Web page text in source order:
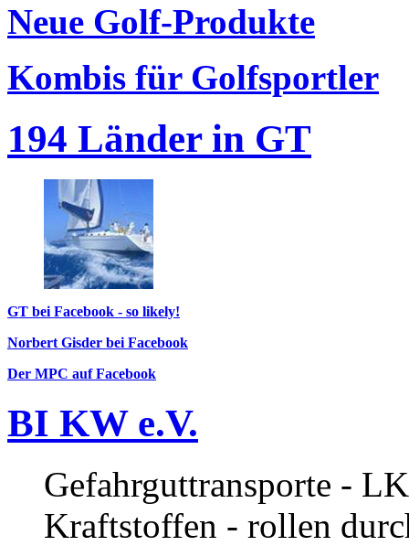
Neue Golf-Produkte
Kombis für Golfsportler
194 Länder in GT
GT bei Facebook - so likely!
Norbert Gisder bei Facebook
Der MPC auf Facebook
BI KW e.V.
Gefahrguttransporte -
Kraftstoffen - rollen